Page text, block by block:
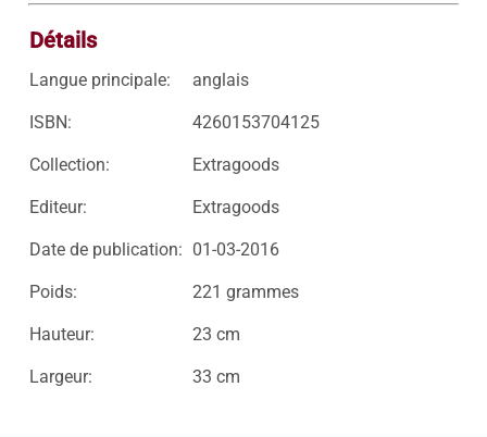
Détails
Langue principale: anglais
ISBN: 4260153704125
Collection: Extragoods
Editeur: Extragoods
Date de publication: 01-03-2016
Poids: 221 grammes
Hauteur: 23 cm
Largeur: 33 cm